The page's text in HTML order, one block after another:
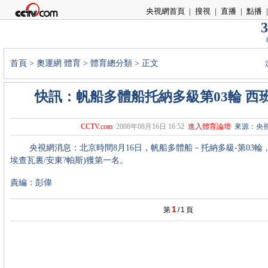
央視網首頁 | 搜視 | 直播 | 點播 |
首頁 > 奧運網 體育 > 體育總分類 > 正文
快訊：帆船多體船托納多級第03輪 西
CCTV.com 2008年08月16日 16:52 進入體育論壇 來源：央
央視網消息：北京時間8月16日，帆船多體船－托納多級-第03輪
埃查瓦裏/安東?帕斯)獲第一名。
責編：彭偉
第 1/ 1 頁